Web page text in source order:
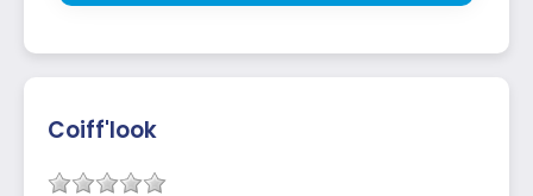
Coiff'look